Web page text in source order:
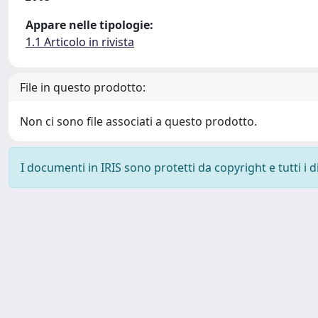
Appare nelle tipologie:
1.1 Articolo in rivista
File in questo prodotto:
Non ci sono file associati a questo prodotto.
I documenti in IRIS sono protetti da copyright e tutti i